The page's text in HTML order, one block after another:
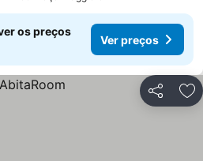
os preços
Ver preços
Partilhar